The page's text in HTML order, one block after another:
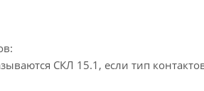
СКЛ 15.1, если тип